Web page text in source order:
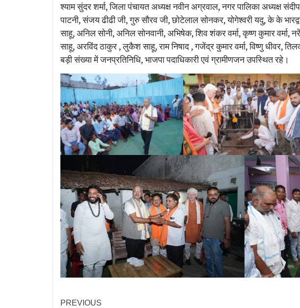
श्याम सुंदर शर्मा, जिला पंचायत अध्यक्ष नवीन अग्रवाल, नगर पालिका अध्यक्ष
पाटनी, संजय ढीढी जी, गुरु सौरव जी, छोटेलाल सोनकर, योगेश्वरी यदु, के के
साहू, अनिल सोनी, अनिल सोनवानी, अभिषेक, शिव शंकर वर्मा, कृष्ण कुमार वर्मा,
साहू, अरविंद ठाकुर , लुकैश साहू, राम निषाद , गजेंद्र कुमार वर्मा, विष्णु धीवर,
बड़ी संख्या में जनप्रतिनिधि, भाजपा पदाधिकारी एवं ग्रामीणजन उपस्थित रहे।
PREVIOUS